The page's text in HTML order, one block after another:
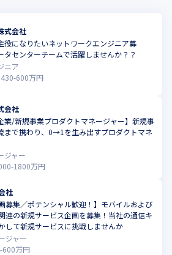
式会社
役になりたいネットワークエンジニア募
タセンターチームで活躍しませんか？？
ニア
430-600万円
会社
業/新規事業プロダクトマネージャー】新規事
まで携わり、0→1を生み出すプロダクトマネ
ジャー
-1800万円
社
募集／ポテンシャル歓迎！】モバイルおよび
連の新規サービス企画を募集！当社の通信キ
して新規サービスに挑戦しませんか
ジャー
-600万円